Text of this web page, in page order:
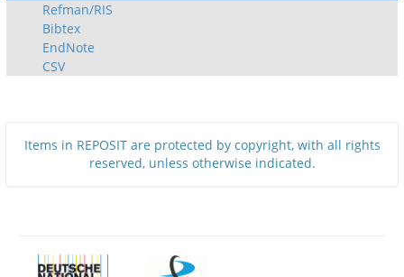
Refman/RIS
Bibtex
EndNote
CSV
Items in REPOSIT are protected by copyright, with all rights
reserved, unless otherwise indicated.